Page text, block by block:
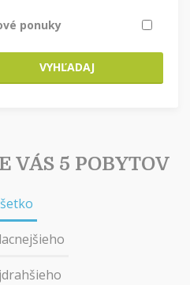
ponuky
VYHĽADAJ
VÁS 5 POBYTOV